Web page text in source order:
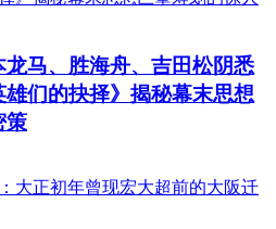
龙马、胜海舟、吉田松阴悉
们的抉择》揭秘幕末思想
策